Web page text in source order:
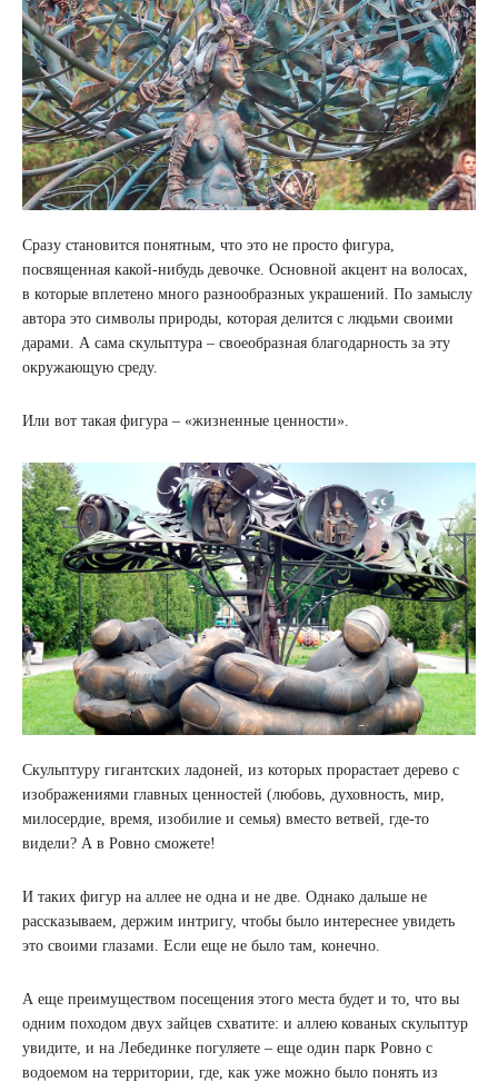
Сразу становится понятным, что это не просто фигура,
посвященная какой-нибудь девочке. Основной акцент на волосах,
в которые вплетено много разнообразных украшений. По замыслу
автора это символы природы, которая делится с людьми своими
дарами. А сама скульптура – своеобразная благодарность за эту
окружающую среду.
Или вот такая фигура – «жизненные ценности».
Скульптуру гигантских ладоней, из которых прорастает дерево с
изображениями главных ценностей (любовь, духовность, мир,
милосердие, время, изобилие и семья) вместо ветвей, где-то
видели? А в Ровно сможете!
И таких фигур на аллее не одна и не две. Однако дальше не
рассказываем, держим интригу, чтобы было интереснее увидеть
это своими глазами. Если еще не было там, конечно.
А еще преимуществом посещения этого места будет и то, что вы
одним походом двух зайцев схватите: и аллею кованых скульптур
увидите, и на Лебединке погуляете – еще один парк Ровно с
водоемом на территории, где, как уже можно было понять из